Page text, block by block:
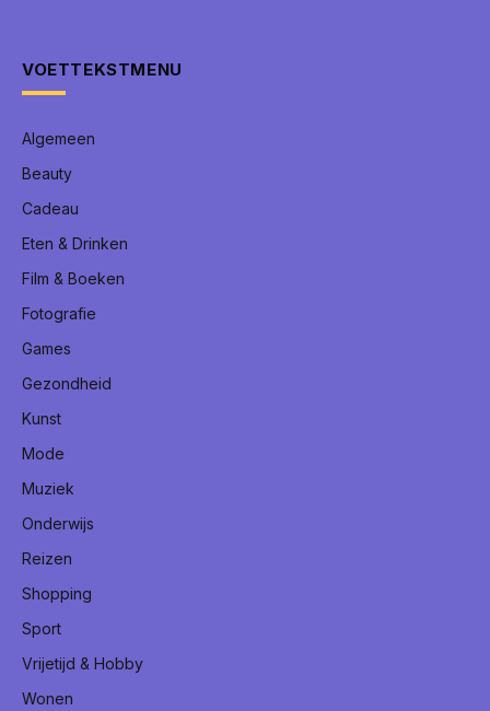
VOETTEKSTMENU
Algemeen
Beauty
Cadeau
Eten & Drinken
Film & Boeken
Fotografie
Games
Gezondheid
Kunst
Mode
Muziek
Onderwijs
Reizen
Shopping
Sport
Vrijetijd & Hobby
Wonen